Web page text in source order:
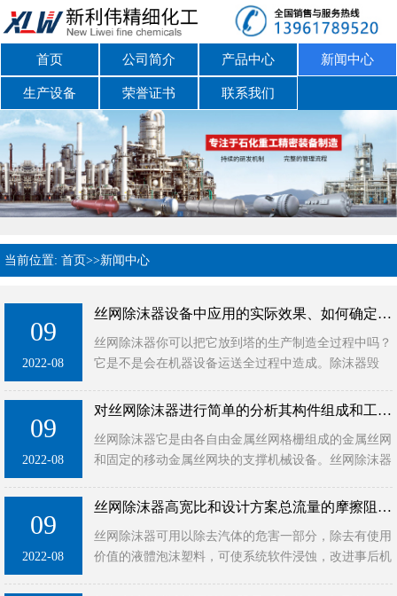
首页 公司简介 产品中心 新闻中心
生产设备 荣誉证书 联系我们
当前位置: 首页>>新闻中心
09
2022-08
丝网除沫器设备中应用的实际效果、如何确定安装位置及安装和维护保养须知
丝网除沫器你可以把它放到塔的生产制造全过程中吗？
它是不是会在机器设备运送全过程中造成。除沫器毁
器设备整平时，机器···
09
2022-08
对丝网除沫器进行简单的分析其构件组成和工作优势组成
丝网除沫器它是由各自由金属丝网格栅组成的金属丝网
和固定的移动金属丝网块的支撑机械设备。丝网除沫器
藏的泡沫。为了保···
09
2022-08
丝网除沫器高宽比和设计方案总流量的摩擦阻力涉及到什么危害
丝网除沫器可用以除去汽体的危害一部分，除去有使用
价值的液體泡沫塑料，可使系统软件浸蚀，改进事后机